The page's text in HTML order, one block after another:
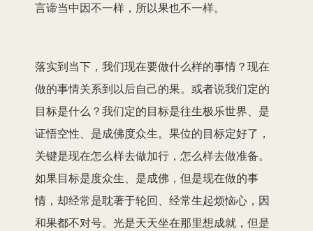
言谛当中因不一样，所以果也不一样。
落实到当下，我们现在要做什么样的事情？现在
做的事情关系到以后自己的果。或者说我们定的
目标是什么？我们定的目标是往生极乐世界、是
证悟空性、是成佛度众生。果位的目标定好了，
关键是现在怎么样去做加行，怎么样去做准备。
如果目标是度众生、是成佛，但是现在做的事
情，却经常是耽著于轮回、经常生起烦恼心，因
和果都不对号。光是天天坐在那里想成就，但是